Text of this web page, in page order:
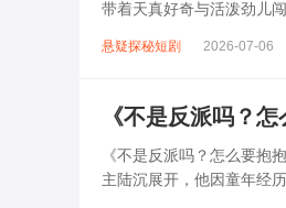
带着天真好奇与活泼劲儿
悬疑探秘短剧 2026-07-06
《不是反派吗？
《不是反派吗？怎么要抱
主陆沉展开，他因童年经